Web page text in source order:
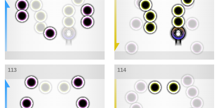
113 114